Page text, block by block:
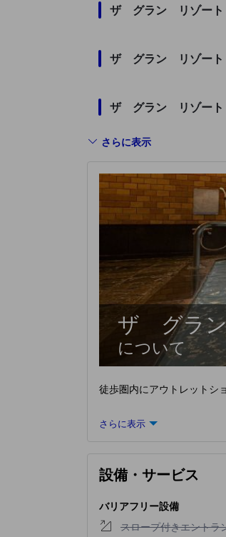
ザ グラン リゾート
ザ グラン リゾート
ザ グラン リゾート
さらに表示
ザ グラ
について
徒歩圏内にアウトレットシ
さらに表示
設備・サービス
バリアフリー設備
スロープ付きエントラン
スロープ付きエントラ